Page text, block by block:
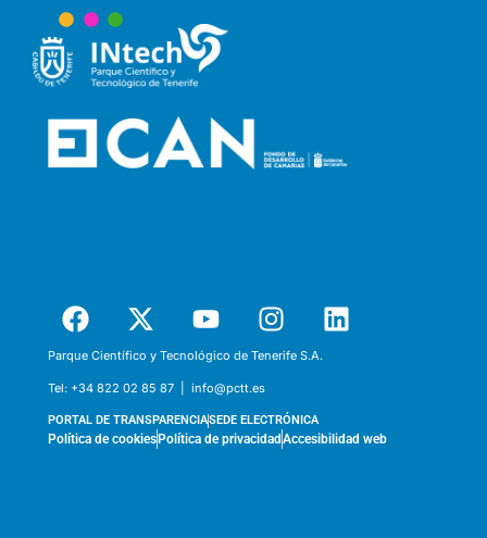
Parque Científico y Tecnológico de Tenerife S.A.
Tel: +34 822 02 85 87 | info@pctt.es
PORTAL DE TRANSPARENCIASEDE ELECTRÓNICA
Política de cookies Política de privacidad Accesibilidad web